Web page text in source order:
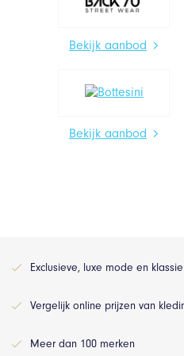
Bekijk aanbod
Bekijk aanbod
Exclusieve, luxe mode en
Vergelijk online prijzen van
Meer dan 100 merken